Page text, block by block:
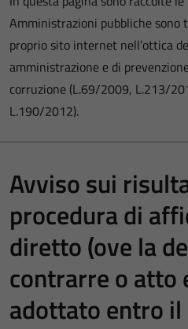
Amministrazioni pubbliche sono
proprio sito internet nell’ottica
amministrazione e di
corruzione (L.69/2009, L.213/
L.190/2012).
Avviso sui
procedura di
diretto (ove la
contrarre o atto
adottato entro